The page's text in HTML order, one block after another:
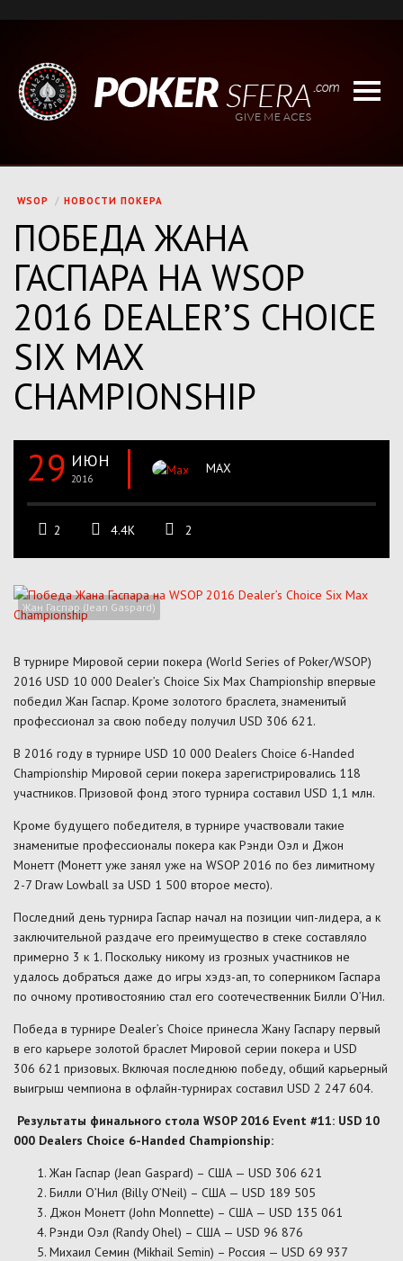
WSOP НОВОСТИ ПОКЕРА
ПОБЕДА ЖАНА
ГАСПАРА НА WSOP
2016 DEALER’S CHOICE
SIX MAX
CHAMPIONSHIP
29 ИЮН
2016
MAX
2 4.4K 2
Жан Гаспар (Jean Gaspard)
В турнире Мировой серии покера (World Series of Poker/WSOP)
2016 USD 10 000 Dealer’s Choice Six Max Championship впервые
победил Жан Гаспар. Кроме золотого браслета, знаменитый
профессионал за свою победу получил USD 306 621.
В 2016 году в турнире USD 10 000 Dealers Choice 6-Handed
Championship Мировой серии покера зарегистрировались 118
участников. Призовой фонд этого турнира составил USD 1,1 млн.
Кроме будущего победителя, в турнире участвовали такие
знаменитые профессионалы покера как Рэнди Оэл и Джон
Монетт (Монетт уже занял уже на WSOP 2016 по без лимитному
2-7 Draw Lowball за USD 1 500 второе место).
Последний день турнира Гаспар начал на позиции чип-лидера, а к
заключительной раздаче его преимущество в стеке составляло
примерно 3 к 1. Поскольку никому из грозных участников не
удалось добраться даже до игры хэдз-ап, то соперником Гаспара
по очному противостоянию стал его соотечественник Билли О’Нил.
Победа в турнире Dealer’s Choice принесла Жану Гаспару первый
в его карьере золотой браслет Мировой серии покера и USD
306 621 призовых. Включая последнюю победу, общий карьерный
выигрыш чемпиона в офлайн-турнирах составил USD 2 247 604.
Результаты финального стола WSOP 2016 Event #11: USD 10
000 Dealers Choice 6-Handed Championship:
Жан Гаспар (Jean Gaspard) – США — USD 306 621
Билли О’Нил (Billy O’Neil) – США — USD 189 505
Джон Монетт (John Monnette) – США — USD 135 061
Рэнди Оэл (Randy Ohel) – США — USD 96 876
Михаил Семин (Mikhail Semin) – Россия — USD 69 937